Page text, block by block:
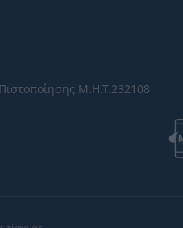
Μ.Η.Τ.232108